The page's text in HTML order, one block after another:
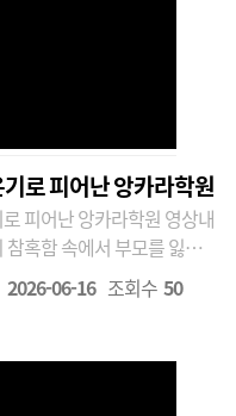
로 피어난 앙카라학원
어난 앙카라학원 영상내
아이들을 따뜻한 손으로 감
인들의 이야기입니다.서둔동
회를 주고, 미래의 희망을 심
2026-06-16 조회수 50